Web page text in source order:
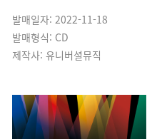
발매일자: 2022-11-18
발매형식: CD
제작사: 유니버셜뮤직